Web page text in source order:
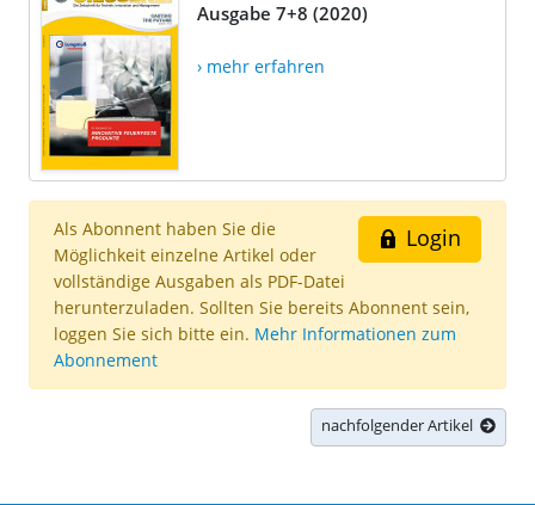
Ausgabe 7+8 (2020)
› mehr erfahren
Login
Als Abonnent haben Sie die
Möglichkeit einzelne Artikel oder
vollständige Ausgaben als PDF-Datei
herunterzuladen. Sollten Sie bereits Abonnent sein,
loggen Sie sich bitte ein. Mehr Informationen zum
Abonnement
nachfolgender Artikel